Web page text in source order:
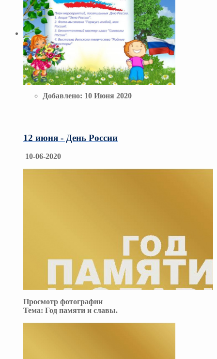
Добавлено: 10 Июня 2020
12 июня - День России
10-06-2020
Просмотр фотографии
Тема: Год памяти и славы.